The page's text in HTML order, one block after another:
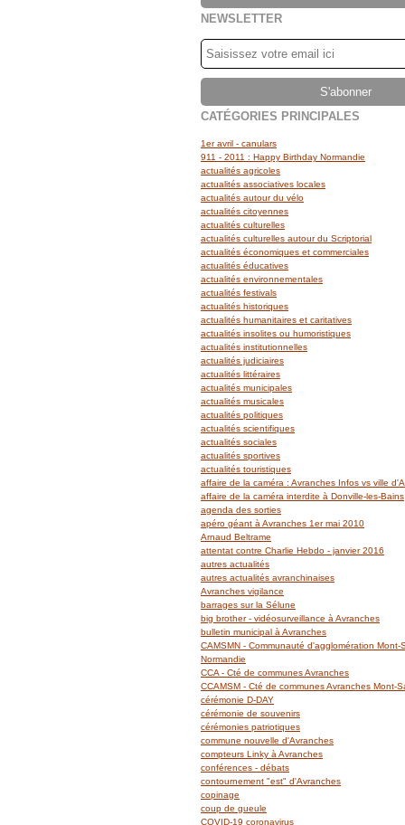
NEWSLETTER
CATÉGORIES PRINCIPALES
1er avril - canulars
911 - 2011 : Happy Birthday Normandie
actualités agricoles
actualités associatives locales
actualités autour du vélo
actualités citoyennes
actualités culturelles
actualités culturelles autour du Scriptorial
actualités économiques et commerciales
actualités éducatives
actualités environnementales
actualités festivals
actualités historiques
actualités humanitaires et caritatives
actualités insolites ou humoristiques
actualités institutionnelles
actualités judiciaires
actualités littéraires
actualités municipales
actualités musicales
actualités politiques
actualités scientifiques
actualités sociales
actualités sportives
actualités touristiques
affaire de la caméra : Avranches Infos vs ville
affaire de la caméra interdite à Donville-les-Bains
agenda des sorties
apéro géant à Avranches 1er mai 2010
Arnaud Beltrame
attentat contre Charlie Hebdo - janvier 2016
autres actualités
autres actualités avranchinaises
Avranches vigilance
barrages sur la Sélune
big brother - vidéosurveillance à Avranches
bulletin municipal à Avranches
CAMSMN - Communauté d'agglomération Mont-
Normandie
CCA - Cté de communes Avranches
CCAMSM - Cté de communes Avranches Mont-
cérémonie D-DAY
cérémonie de souvenirs
cérémonies patriotiques
commune nouvelle d'Avranches
compteurs Linky à Avranches
conférences - débats
contournement "est" d'Avranches
copinage
coup de gueule
COVID-19 coronavirus